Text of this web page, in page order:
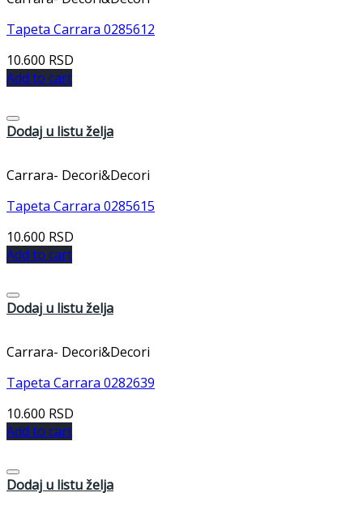
Tapeta Carrara 0285612
10.600 RSD
Add to cart
Dodaj u listu želja
Carrara- Decori&Decori
Tapeta Carrara 0285615
10.600 RSD
Add to cart
Dodaj u listu želja
Carrara- Decori&Decori
Tapeta Carrara 0282639
10.600 RSD
Add to cart
Dodaj u listu želja